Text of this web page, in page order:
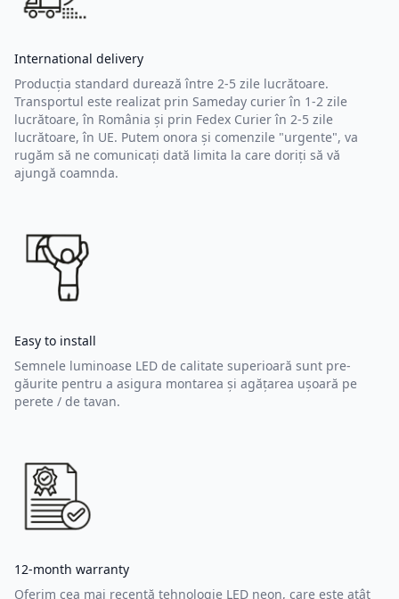
International delivery
Producția standard durează între 2-5 zile lucrătoare.
Transportul este realizat prin Sameday curier în 1-2 zile
lucrătoare, în România și prin Fedex Curier în 2-5 zile
lucrătoare, în UE. Putem onora și comenzile "urgente", va
rugăm să ne comunicați dată limita la care doriți să vă
ajungă coamnda.
Easy to install
Semnele luminoase LED de calitate superioară sunt pre-
găurite pentru a asigura montarea și agățarea ușoară pe
perete / de tavan.
12-month warranty
Oferim cea mai recentă tehnologie LED neon, care este atât